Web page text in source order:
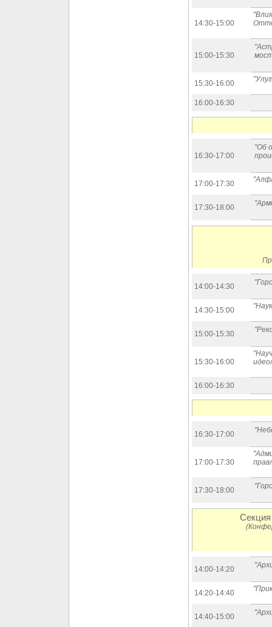
14:30-15:00
15:00-15:30
15:30-16:00
16:00-16:30
16:30-17:00
"Об
17:00-17:30
17:30-18:00
14:00-14:30
14:30-15:00
15:00-15:30
15:30-16:00
16:00-16:30
16:30-17:00
17:00-17:30
17:30-18:00
14:00-14:20
14:20-14:40
14:40-15:00